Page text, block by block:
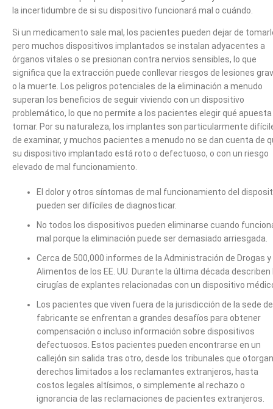
la incertidumbre de si su dispositivo funcionará mal o cuándo.
Si un medicamento sale mal, los pacientes pueden dejar de
pero muchos dispositivos implantados se instalan adyacentes a
órganos vitales o se presionan contra nervios sensibles, lo que
significa que la extracción puede conllevar riesgos de lesiones
o la muerte. Los peligros potenciales de la eliminación a menudo
superan los beneficios de seguir viviendo con un dispositivo
problemático, lo que no permite a los pacientes elegir qué apuesta
tomar. Por su naturaleza, los implantes son particularmente
de examinar, y muchos pacientes a menudo no se dan cuenta de
su dispositivo implantado está roto o defectuoso, o con un riesgo
elevado de mal funcionamiento.
El dolor y otros síntomas de mal funcionamiento del
pueden ser difíciles de diagnosticar.
No todos los dispositivos pueden eliminarse cuando
mal porque la eliminación puede ser demasiado arriesgada.
Cerca de 500,000 informes de la Administración de Drogas y
Alimentos de los EE. UU. Durante la última década describen
cirugías de explantes relacionadas con un dispositivo
Los pacientes que viven fuera de la jurisdicción de la sede
fabricante se enfrentan a grandes desafíos para obtener
compensación o incluso información sobre dispositivos
defectuosos. Estos pacientes pueden encontrarse en un
callejón sin salida tras otro, desde los tribunales que otorgan
derechos limitados a los reclamantes extranjeros, hasta
costos legales altísimos, o simplemente al rechazo o
ignorancia de las reclamaciones de pacientes extranjeros.